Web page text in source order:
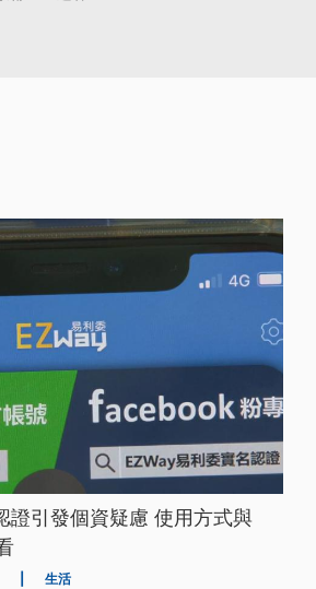
證引發個資疑慮 使用方式與
生活